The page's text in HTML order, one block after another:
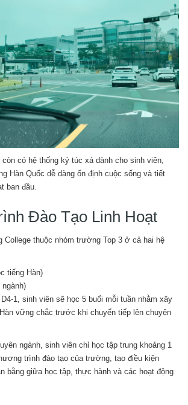
có hệ thống ký túc xá dành cho sinh viên,
Hàn Quốc dễ dàng ổn định cuộc sống và tiết
ban đầu.
Đào Tạo Linh Hoạt
College thuộc nhóm trường Top 3 ở cả hai hệ
tiếng Hàn)
ngành)
1, sinh viên sẽ học 5 buổi mỗi tuần nhằm xây
vững chắc trước khi chuyển tiếp lên chuyên
ngành, sinh viên chỉ học tập trung khoảng 1
trình đào tạo của trường, tạo điều kiện
bằng giữa học tập, thực hành và các hoạt động